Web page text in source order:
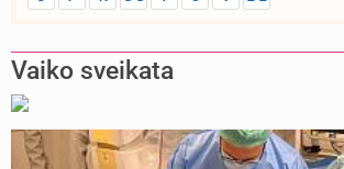
Vaiko sveikata